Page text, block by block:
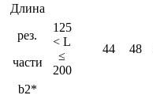
Длина
рез.
части
b2*
125
< L
≤
200
44 48